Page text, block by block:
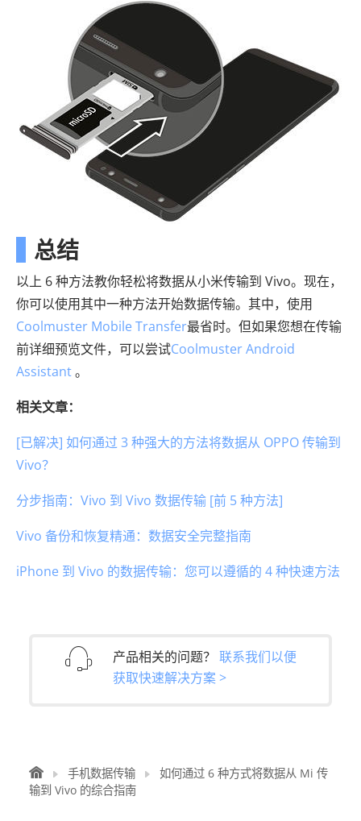
总结
以上 6 种方法教你轻松将数据从小米传输到 Vivo。现在，
你可以使用其中一种方法开始数据传输。其中，使用
Coolmuster Mobile Transfer最省时。但如果您想在传输
前详细预览文件，可以尝试Coolmuster Android
Assistant。
相关文章：
[已解决] 如何通过 3 种强大的方法将数据从 OPPO 传输到
Vivo？
分步指南：Vivo 到 Vivo 数据传输 [前 5 种方法]
Vivo 备份和恢复精通：数据安全完整指南
iPhone 到 Vivo 的数据传输：您可以遵循的 4 种快速方法
产品相关的问题？ 联系我们以便
获取快速解决方案 >
手机数据传输
如何通过 6 种方式将数据从 Mi 传
输到 Vivo 的综合指南